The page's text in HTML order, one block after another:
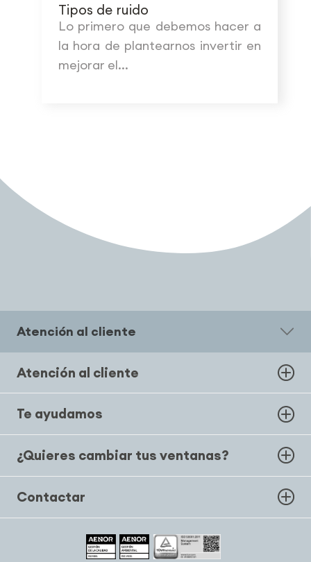
Tipos de ruido
Lo primero que debemos hacer a
la hora de plantearnos invertir en
mejorar el...
Atención al cliente
Atención al cliente
Te ayudamos
¿Quieres cambiar tus ventanas?
Contactar